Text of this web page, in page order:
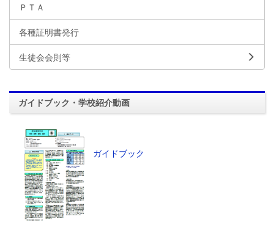
ＰＴＡ
各種証明書発行
生徒会会則等
ガイドブック・学校紹介動画
ガイドブック